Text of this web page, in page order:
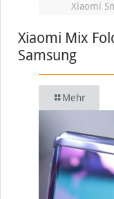
Xiaomi
Xiaomi Mix
Samsung
Mehr